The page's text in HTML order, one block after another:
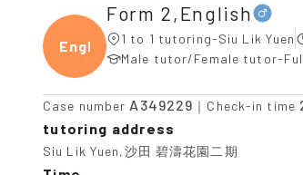
Engli
Form 2,English
1 to 1 tutoring-Siu Lik Yuen
Male tutor/Female tutor-
Case number A349229 ｜Check-in time
tutoring address
Siu Lik Yuen,沙田 碧濤花園二期